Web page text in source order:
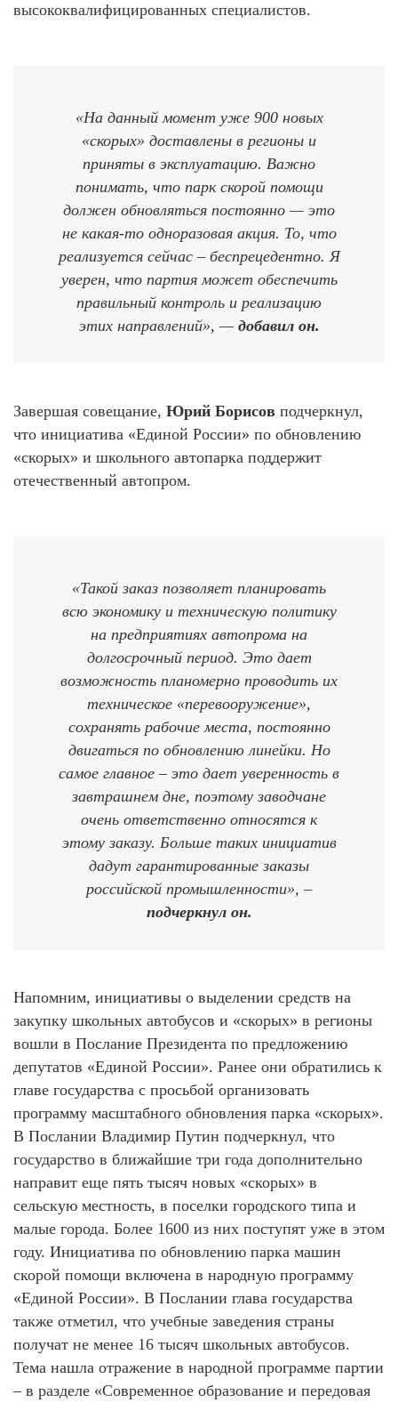
высококвалифицированных специалистов.
«На данный момент уже 900 новых
«скорых» доставлены в регионы и
приняты в эксплуатацию. Важно
понимать, что парк скорой помощи
должен обновляться постоянно — это
не какая-то одноразовая акция. То, что
реализуется сейчас – беспрецедентно. Я
уверен, что партия может обеспечить
правильный контроль и реализацию
этих направлений», — добавил он.
Завершая совещание, Юрий Борисов подчеркнул,
что инициатива «Единой России» по обновлению
«скорых» и школьного автопарка поддержит
отечественный автопром.
«Такой заказ позволяет планировать
всю экономику и техническую политику
на предприятиях автопрома на
долгосрочный период. Это дает
возможность планомерно проводить их
техническое «перевооружение»,
сохранять рабочие места, постоянно
двигаться по обновлению линейки. Но
самое главное – это дает уверенность в
завтрашнем дне, поэтому заводчане
очень ответственно относятся к
этому заказу. Больше таких инициатив
дадут гарантированные заказы
российской промышленности», –
подчеркнул он.
Напомним, инициативы о выделении средств на
закупку школьных автобусов и «скорых» в регионы
вошли в Послание Президента по предложению
депутатов «Единой России». Ранее они обратились к
главе государства с просьбой организовать
программу масштабного обновления парка «скорых».
В Послании Владимир Путин подчеркнул, что
государство в ближайшие три года дополнительно
направит еще пять тысяч новых «скорых» в
сельскую местность, в поселки городского типа и
малые города. Более 1600 из них поступят уже в этом
году. Инициатива по обновлению парка машин
скорой помощи включена в народную программу
«Единой России». В Послании глава государства
также отметил, что учебные заведения страны
получат не менее 16 тысяч школьных автобусов.
Тема нашла отражение в народной программе партии
– в разделе «Современное образование и передовая